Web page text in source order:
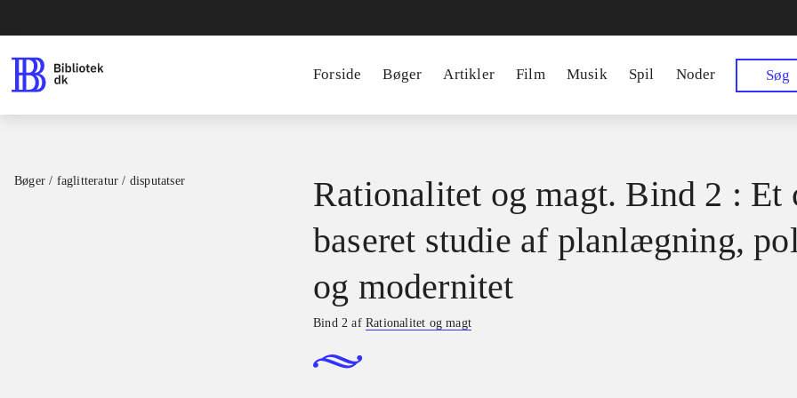
Forside Bøger Artikler Film Musik Spil Noder Søg
Bøger / faglitteratur / disputatser
Rationalitet og magt. Bind 2 : Et
baseret studie af planlægning,
og modernitet
Bind 2 afRationalitet og magt